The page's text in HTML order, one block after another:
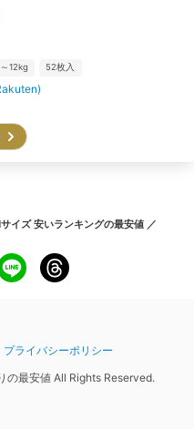
12kg 52枚入
)
イズ 安いランキングの最安値 ／
プライバシーポリシー
の最安値 All Rights Reserved.